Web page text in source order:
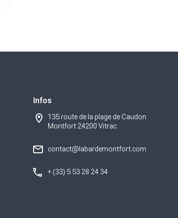
Infos
135 route de la plage de Caudon
Montfort 24200 Vitrac
contact@labardemontfort.com
+ (33) 5 53 28 24 34